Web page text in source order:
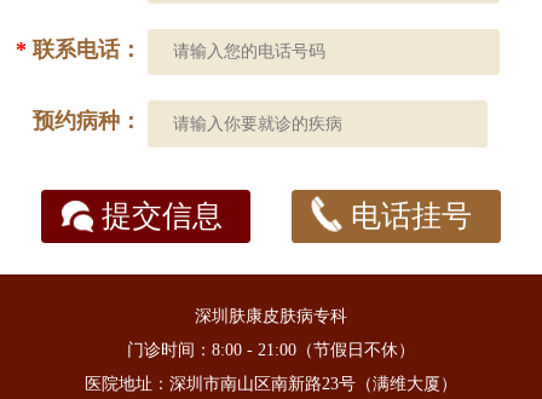
*联系电话：
预约病种：
提交信息 电话挂号
深圳肤康皮肤病专科
门诊时间：8:00 - 21:00（节假日不休）
医院地址：深圳市南山区南新路23号（满维大厦）